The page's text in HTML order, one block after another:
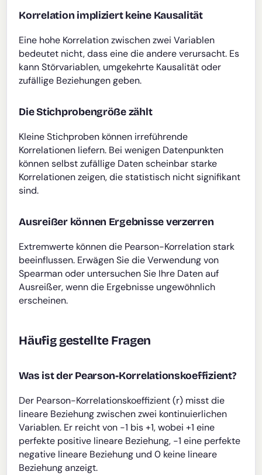
Korrelation impliziert keine Kausalität
Eine hohe Korrelation zwischen zwei Variablen
bedeutet nicht, dass eine die andere verursacht. Es
kann Störvariablen, umgekehrte Kausalität oder
zufällige Beziehungen geben.
Die Stichprobengröße zählt
Kleine Stichproben können irreführende
Korrelationen liefern. Bei wenigen Datenpunkten
können selbst zufällige Daten scheinbar starke
Korrelationen zeigen, die statistisch nicht signifikant
sind.
Ausreißer können Ergebnisse verzerren
Extremwerte können die Pearson-Korrelation stark
beeinflussen. Erwägen Sie die Verwendung von
Spearman oder untersuchen Sie Ihre Daten auf
Ausreißer, wenn die Ergebnisse ungewöhnlich
erscheinen.
Häufig gestellte Fragen
Was ist der Pearson-Korrelationskoeffizient?
Der Pearson-Korrelationskoeffizient (r) misst die
lineare Beziehung zwischen zwei kontinuierlichen
Variablen. Er reicht von -1 bis +1, wobei +1 eine
perfekte positive lineare Beziehung, -1 eine perfekte
negative lineare Beziehung und 0 keine lineare
Beziehung anzeigt.